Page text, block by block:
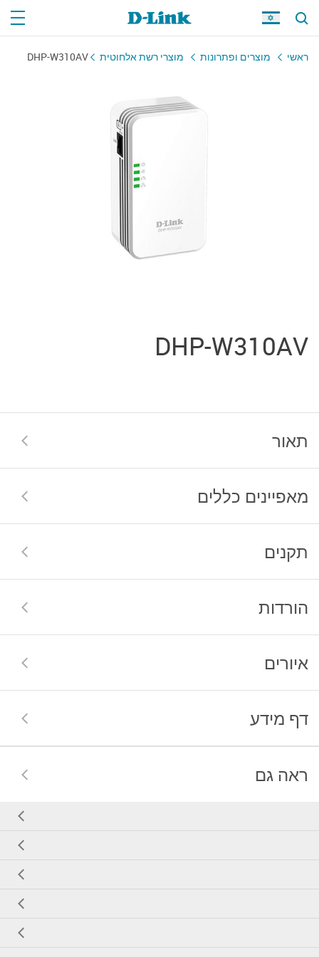
ראשי מוצרים ופתרונות מוצרי רשת אלחוטית DHP-W310AV
DHP-W310AV
תאור
מאפיינים כללים
תקנים
הורדות
איורים
דף מידע
ראה גם